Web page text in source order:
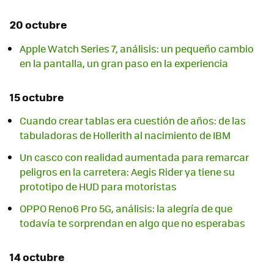
20 octubre
Apple Watch Series 7, análisis: un pequeño cambio
en la pantalla, un gran paso en la experiencia
15 octubre
Cuando crear tablas era cuestión de años: de las
tabuladoras de Hollerith al nacimiento de IBM
Un casco con realidad aumentada para remarcar
peligros en la carretera: Aegis Rider ya tiene su
prototipo de HUD para motoristas
OPPO Reno6 Pro 5G, análisis: la alegría de que
todavía te sorprendan en algo que no esperabas
14 octubre